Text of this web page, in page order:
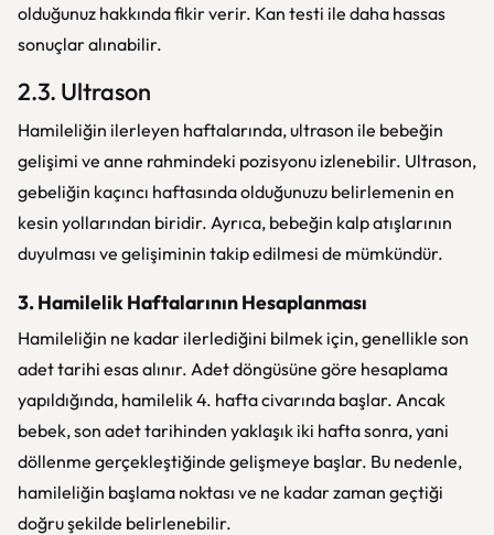
olduğunuz hakkında fikir verir. Kan testi ile daha hassas
sonuçlar alınabilir.
2.3. Ultrason
Hamileliğin ilerleyen haftalarında, ultrason ile bebeğin
gelişimi ve anne rahmindeki pozisyonu izlenebilir. Ultrason,
gebeliğin kaçıncı haftasında olduğunuzu belirlemenin en
kesin yollarından biridir. Ayrıca, bebeğin kalp atışlarının
duyulması ve gelişiminin takip edilmesi de mümkündür.
3. Hamilelik Haftalarının Hesaplanması
Hamileliğin ne kadar ilerlediğini bilmek için, genellikle son
adet tarihi esas alınır. Adet döngüsüne göre hesaplama
yapıldığında, hamilelik 4. hafta civarında başlar. Ancak
bebek, son adet tarihinden yaklaşık iki hafta sonra, yani
döllenme gerçekleştiğinde gelişmeye başlar. Bu nedenle,
hamileliğin başlama noktası ve ne kadar zaman geçtiği
doğru şekilde belirlenebilir.